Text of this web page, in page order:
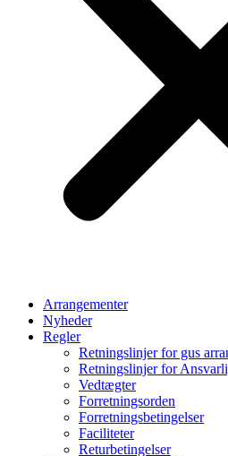
Arrangementer
Nyheder
Regler
Retningslinjer for gus
Retningslinjer for
Vedtægter
Forretningsorden
Forretningsbetingelser
Faciliteter
Returbetingelser